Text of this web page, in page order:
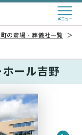
の斎場・葬儀社一覧
＞
ール吉野